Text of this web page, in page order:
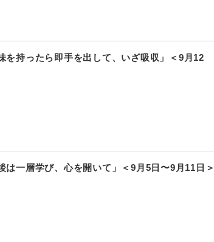
を持ったら即手を出して、いざ吸収」＜9月12
は一層学び、心を開いて」＜9月5日〜9月11日＞